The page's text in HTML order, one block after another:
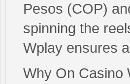
Pesos (COP)
spinning the
Wplay ensures
Why On Casino